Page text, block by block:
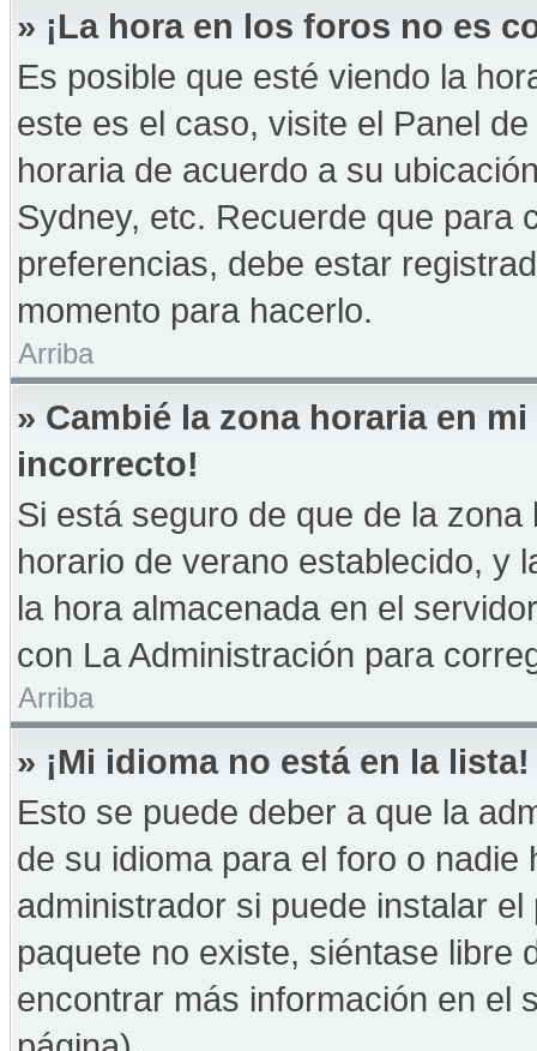
» ¡La hora en los foros no es
Es posible que esté viendo la
este es el caso, visite el Panel
horaria de acuerdo a su
Sydney, etc. Recuerde que para
preferencias, debe estar
momento para hacerlo.
Arriba
» Cambié la zona horaria en
incorrecto!
Si está seguro de que de la
horario de verano establecido, y
la hora almacenada en el
con La Administración para
Arriba
» ¡Mi idioma no está en la lista!
Esto se puede deber a que la
de su idioma para el foro o
administrador si puede instalar
paquete no existe, siéntase libre
encontrar más información en el